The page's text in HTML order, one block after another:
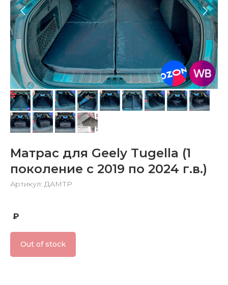
Матрас для Geely Tugella (1
поколение c 2019 по 2024 г.в.)
Артикул: ДАМТР
₽
Out of stock